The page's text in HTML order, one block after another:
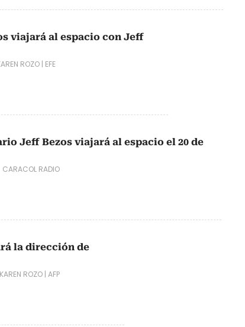
viajará al espacio con Jeff
ROZO | EFE
Jeff Bezos viajará al espacio el 20 de
CARACOL RADIO
la dirección de
KAREN ROZO | AFP